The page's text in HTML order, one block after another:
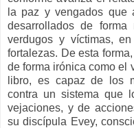
la paz y vengados que
desarrollados de forma
verdugos y víctimas,
fortalezas. De esta
de forma irónica como el
libro, es capaz de los
contra un sistema que
vejaciones, y de
su discípula Evey,